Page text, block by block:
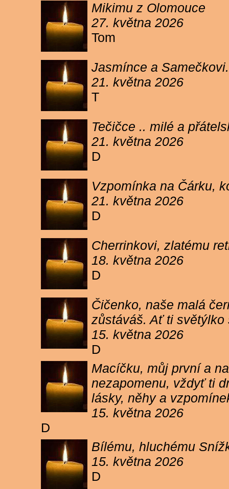
Mikimu z Olomouce
27. května 2026
Tom
Jasmínce a
21. května 2026
T
Tečičce .. milé a
21. května 2026
D
Vzpomínka na Čárku,
21. května 2026
D
Cherrinkovi, zlatému
18. května 2026
D
Čičenko, naše malá
zůstáváš. Ať ti
15. května 2026
D
Macíčku, můj první a
nezapomenu, vždyť ti
lásky, něhy a
15. května 2026
D
Bílému, hluchému
15. května 2026
D